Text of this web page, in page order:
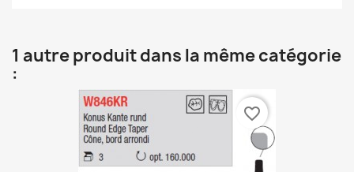
1 autre produit dans la même catégorie
:
favorite_border